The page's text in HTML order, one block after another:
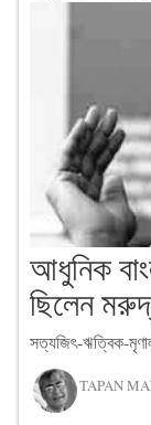
আধুনিক
ছিলেন
সত্যজিৎ-ঋত্বিক-
TAPAN